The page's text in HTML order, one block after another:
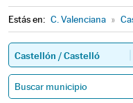
Estás en: C. Valenciana »